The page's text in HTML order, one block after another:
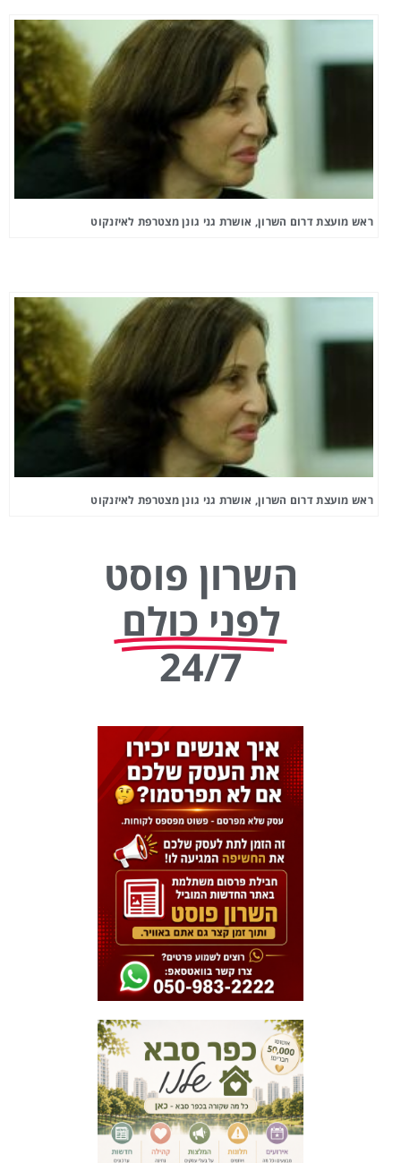
ראש מועצת דרום השרון, אושרת גני גונן מצטרפת לאיזנקוט
ראש מועצת דרום השרון, אושרת גני גונן מצטרפת לאיזנקוט
השרון פוסט
לפני כולם
24/7